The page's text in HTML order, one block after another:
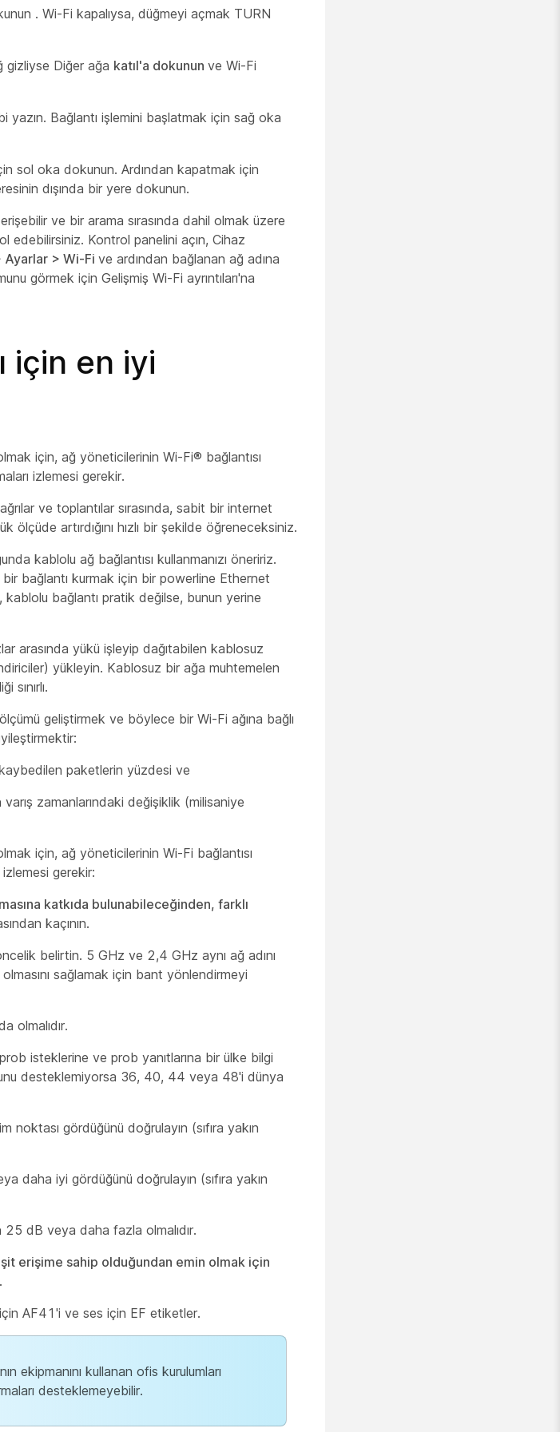
. Wi-Fi kapalıysa, düğmeyi açmak TURN
gizliyse Diğer ağa katıl'a dokunun ve Wi-Fi
yazın. Bağlantı işlemini başlatmak için sağ oka
sol oka dokunun. Ardından kapatmak için
dışında bir yere dokunun.
ve bir arama sırasında dahil olmak üzere
edebilirsiniz. Kontrol panelini açın, Cihaz
Ayarlar > Wi-Fi ve ardından bağlanan ağ adına
görmek için Gelişmiş Wi-Fi ayrıntıları'na
için en iyi
için, ağ yöneticilerinin Wi-Fi® bağlantısı
izlemesi gerekir.
ve toplantılar sırasında, sabit bir internet
ölçüde artırdığını hızlı bir şekilde öğreneceksiniz.
kablolu ağ bağlantısı kullanmanızı öneririz.
bağlantı kurmak için bir powerline Ethernet
bağlantı pratik değilse, bunun yerine
arasında yükü işleyip dağıtabilen kablosuz
yükleyin. Kablosuz bir ağa muhtemelen
geliştirmek ve böylece bir Wi-Fi ağına bağlı
kaybedilen paketlerin yüzdesi ve
zamanlarındaki değişiklik (milisaniye
için, ağ yöneticilerinin Wi-Fi bağlantısı
izlemesi gerekir:
katkıda bulunabileceğinden, farklı
kaçının.
belirtin. 5 GHz ve 2,4 GHz aynı ağ adını
sağlamak için bant yönlendirmeyi
olmalıdır.
isteklerine ve prob yanıtlarına bir ülke bilgi
desteklemiyorsa 36, 40, 44 veya 48'i dünya
gördüğünü doğrulayın (sıfıra yakın
daha iyi gördüğünü doğrulayın (sıfıra yakın
25 dB veya daha fazla olmalıdır.
erişime sahip olduğundan emin olmak için
AF41'i ve ses için EF etiketler.
ekipmanını kullanan ofis kurulumları
desteklemeyebilir.